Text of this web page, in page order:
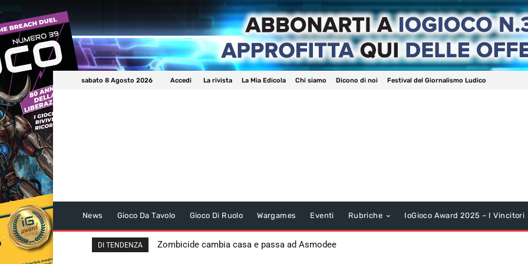
sabato 8 Agosto 2026 Accedi La rivista La Mia Edicola Chi siamo Dicono di noi Festival del Giornalismo Ludico
News Gioco Da Tavolo Gioco Di Ruolo Wargames Eventi Rubriche IoGioco Award 2025 – I Vincitori
DI TENDENZA Zombicide cambia casa e passa ad Asmodee